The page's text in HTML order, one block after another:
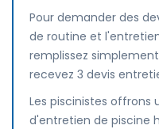
Pour demander des
de routine et
remplissez
recevez 3 devis
Les piscinistes offrons
d'entretien de piscine